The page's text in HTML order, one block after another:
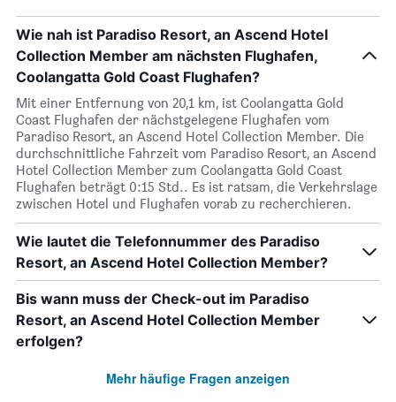
Wie nah ist Paradiso Resort, an Ascend Hotel
Collection Member am nächsten Flughafen,
Coolangatta Gold Coast Flughafen?
Mit einer Entfernung von 20,1 km, ist Coolangatta Gold
Coast Flughafen der nächstgelegene Flughafen vom
Paradiso Resort, an Ascend Hotel Collection Member. Die
durchschnittliche Fahrzeit vom Paradiso Resort, an Ascend
Hotel Collection Member zum Coolangatta Gold Coast
Flughafen beträgt 0:15 Std.. Es ist ratsam, die Verkehrslage
zwischen Hotel und Flughafen vorab zu recherchieren.
Wie lautet die Telefonnummer des Paradiso
Resort, an Ascend Hotel Collection Member?
Bis wann muss der Check-out im Paradiso
Resort, an Ascend Hotel Collection Member
erfolgen?
Mehr häufige Fragen anzeigen